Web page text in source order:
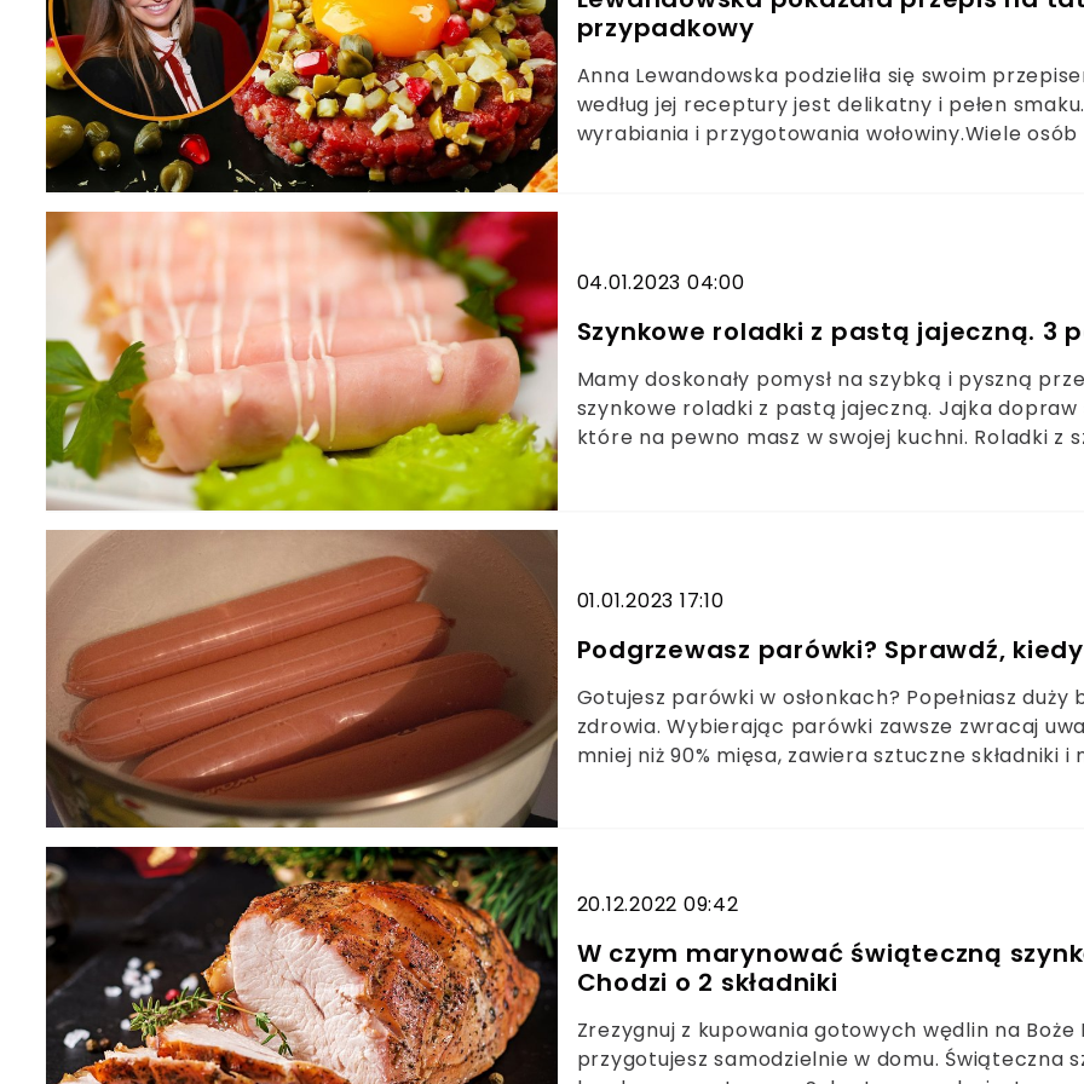
przypadkowy
Anna Lewandowska podzieliła się swoim
według jej receptury jest delikatny i pełen
wyrabiania i przygotowania wołowiny.Wiele
wykorzystaj polędwicę wołową lub ligawę. Te
aromatyczne. Lewandowska do tatara dodaje
domowymi, warzywnymi chipsami. Do tatara
oliwki, kapary, pieczarki konserwowe, ogórki.
04.01.2023 04:00
Szynkowe roladki z pastą jajeczną. 3
Mamy doskonały pomysł na szybką i pyszną
szynkowe roladki z pastą jajeczną. Jajka
które na pewno masz w swojej kuchni. Roladki z
drobiowa rewelacyjnie łączy się z pastą,
okazję.Szynkowe roladki z pastą jajeczną po
muszą się dobrze schłodzić, wtedy będą
lodówce maksymalnie do 2 dni po
01.01.2023 17:10
Podgrzewasz parówki? Sprawdź,
Gotujesz parówki w osłonkach? Popełniasz
zdrowia. Wybierając parówki zawsze zwracaj
mniej niż 90% mięsa, zawiera sztuczne
To poważny błąd, który może przyczynić się do
parówki, zawsze zwracaj uwagę na ich skład. W
ale są również i takie, które z mięsem mają
mięsa oddzielanego mechanicznie i takiego,
uwagę na substancje chemiczne.
20.12.2022 09:42
W czym marynować świąteczną
Chodzi o 2 składniki
Zrezygnuj z kupowania gotowych wędlin na
przygotujesz samodzielnie w domu. Świąteczna